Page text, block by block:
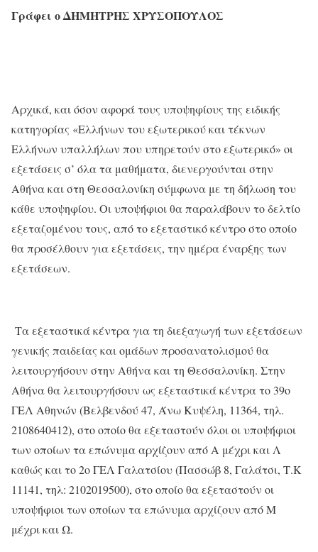
Γράφει οΔΗΜΗΤΡΗΣ ΧΡΥΣΟΠΟΥΛΟΣ
Αρχικά, και όσον αφορά τους υποψηφίους της ειδικής
κατηγορίας «Ελλήνων του εξωτερικού και τέκνων
Ελλήνων υπαλλήλων που υπηρετούν στο εξωτερικό» οι
εξετάσεις σ’ όλα τα μαθήματα, διενεργούνται στην
Αθήνα και στη Θεσσαλονίκη σύμφωνα με τη δήλωση του
κάθε υποψηφίου. Οι υποψήφιοι θα παραλάβουν το δελτίο
εξεταζομένου τους, από το εξεταστικό κέντρο στο οποίο
θα προσέλθουν για εξετάσεις, την ημέρα έναρξης των
εξετάσεων.
Τα εξεταστικά κέντρα για τη διεξαγωγή των εξετάσεων
γενικής παιδείας και ομάδων προσανατολισμού θα
λειτουργήσουν στην Αθήνα και τη Θεσσαλονίκη. Στην
Αθήνα θα λειτουργήσουν ως εξεταστικά κέντρα το 39ο
ΓΕΛ Αθηνών (Βελβενδού 47, Άνω Κυψέλη, 11364, τηλ.
2108640412), στο οποίο θα εξεταστούν όλοι οι υποψήφιοι
των οποίων τα επώνυμα αρχίζουν από Α μέχρι και Λ
καθώς και το 2ο ΓΕΛ Γαλατσίου (Πασσώβ 8, Γαλάτσι, Τ.Κ
11141, τηλ: 2102019500), στο οποίο θα εξεταστούν οι
υποψήφιοι των οποίων τα επώνυμα αρχίζουν από Μ
μέχρι και Ω.